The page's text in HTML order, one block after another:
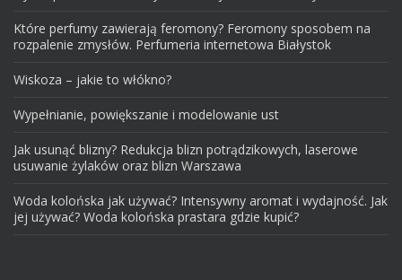
Które perfumy zawierają feromony? Feromony sposobem na
rozpalenie zmysłów. Perfumeria internetowa Białystok
Wiskoza – jakie to włókno?
Wypełnianie, powiększanie i modelowanie ust
Jak usunąć blizny? Redukcja blizn potrądzikowych, laserowe
usuwanie żylaków oraz blizn Warszawa
Woda kolońska jak używać? Intensywny aromat i wydajność. Jak
jej używać? Woda kolońska prastara gdzie kupić?